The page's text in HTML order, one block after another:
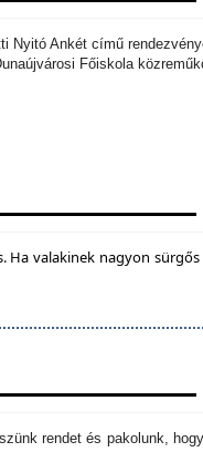
Nyitó Ankét című
Főiskola
Ha valakinek nagyon
rendet és pakolunk,